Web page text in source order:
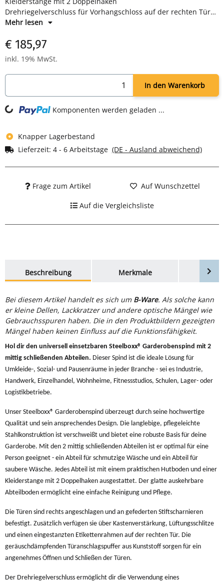
Drehriegelverschluss für Vorhangschloss auf der rechten Tür
Maße: H 1800 x B 500 x T 500 mm
pulverbeschichtet
Komplett montiert und verschweißt - sofort einsatzbereit
Mehr lesen
€ 185,97
inkl. 19% MwSt.
In den Warenkorb
Komponenten werden geladen ...
Knapper Lagerbestand
Lieferzeit: 4 - 6 Arbeitstage (DE - Ausland abweichend)
Frage zum Artikel Auf Wunschzettel
Auf die Vergleichsliste
Beschreibung
Merkmale
Bei diesem Artikel handelt es sich um B-Ware. Als solche kann
er kleine Dellen, Lackkratzer und andere optische Mängel wie
Gebrauchsspuren haben. Die in den Produktbildern gezeigten
Mängel haben keinen Einfluss auf die Funktionsfähigkeit.
Hol dir den universell einsetzbaren Steelboxx® Garderobenspind mit 2
mittig schließenden Abteilen. Dieser Spind ist die ideale Lösung für
Umkleide-, Sozial- und Pausenräume in jeder Branche - sei es Industrie,
Handwerk, Einzelhandel, Wohnheime, Fitnessstudios, Schulen, Lager- oder
Logistikbetriebe.
Unser Steelboxx® Garderobenspind überzeugt durch seine hochwertige
Qualität und sein ansprechendes Design. Die langlebige, pflegeleichte
Stahlkonstruktion ist verschweißt und bietet eine robuste Basis für deine
Garderobe. Mit den 2 mittig schließenden Abteilen ist er optimal für eine
Person geeignet - ein Abteil für schmutzige Wäsche und ein Abteil für
saubere Wäsche. Jedes Abteil ist mit einem praktischen Hutboden und einer
Kleiderstange mit 2 Doppelhaken ausgestattet. Der glatte auskehrbare
Abteilboden ermöglicht eine einfache Reinigung und Pflege.
Die Türen sind rechts angeschlagen und an gefederten Stiftscharnieren
befestigt. Zusätzlich verfügen sie über Kastenverstärkung, Lüftungsschlitze
und einen eingestanzten Etikettenrahmen auf der rechten Tür. Die
geräuschdämpfenden Türanschlagspuffer aus Kunststoff sorgen für ein
angenehmes Öffnen und Schließen der Türen.
Der Drehriegelverschluss ermöglicht dir die Verwendung eines